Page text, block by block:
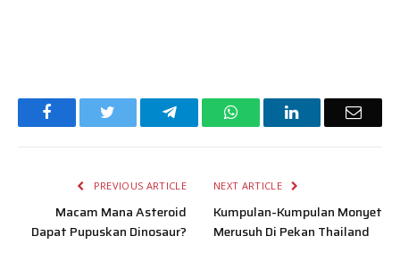
Facebook TelegramWhatsAppLinkedIn Email
PREVIOUS ARTICLE
Macam Mana Asteroid
Dapat Pupuskan Dinosaur?
NEXT ARTICLE
Kumpulan-Kumpulan Monyet
Merusuh Di Pekan Thailand